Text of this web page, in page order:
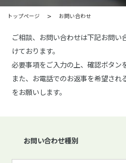
トップページ お問い合わせ
ご相談、お問い合わせは下記お問い
けております。
必要事項をご入力の上、確認ボタン
また、お電話でのお返事を希望され
をお願いします。
お問い合わせ種別